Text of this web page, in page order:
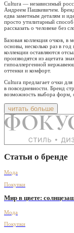
Cultura — независимый
Андреем Пашкевичем.
едва заметным деталям и
просто утилитарный
рассказать о человеке без
Базовая коллекция очков,
основы, несколько раз в
коллекции оставляются
производятся из ацетата
гипоаллергенной
оттенки и комфорт.
Cultura предлагает очки
в повседневности. Бренд
возможность выбора форм,
читать больше
Статьи о бренде
Мода
Покупки
Мир в цвете:
Мода
Покупки